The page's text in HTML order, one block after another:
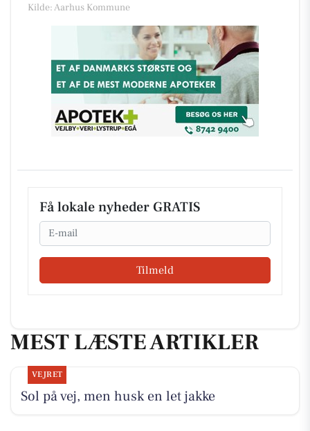
Kilde: Aarhus Kommune
Få lokale nyheder GRATIS
Email
Tilmeld
MEST LÆSTE ARTIKLER
VEJRET
Sol på vej, men husk en let jakke